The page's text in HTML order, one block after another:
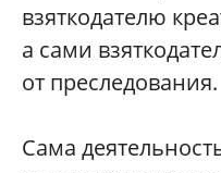
взяткодателю
а сами
от преследования.
Сама